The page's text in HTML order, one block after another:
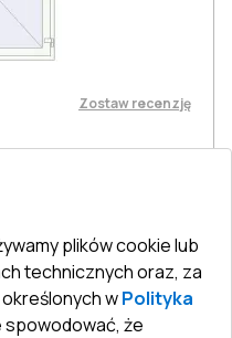
Zostaw recenzję
3 komorowe
60 mm
2poziomy
4 - 16 - 4
plików cookie lub
technicznych oraz, za
wPolityka
spowodować, że